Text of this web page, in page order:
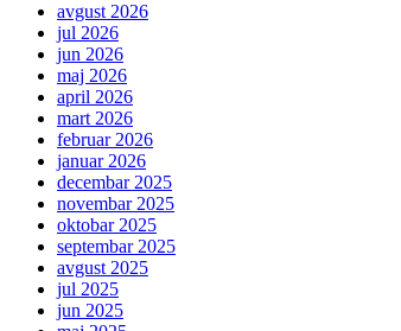
avgust 2026
jul 2026
jun 2026
maj 2026
april 2026
mart 2026
februar 2026
januar 2026
decembar 2025
novembar 2025
oktobar 2025
septembar 2025
avgust 2025
jul 2025
jun 2025